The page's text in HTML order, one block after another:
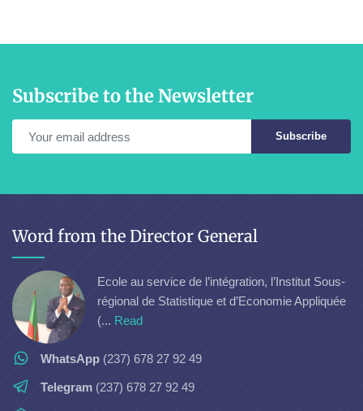
Subscribe to the Newsletter
Subscribe
Word from the Director General
Ecole au service de l’intégration, l’Institut Sous-
régional de Statistique et d’Economie Appliquée
(... Read
WhatsApp (237) 678 27 92 49
Telegram (237) 678 27 92 49